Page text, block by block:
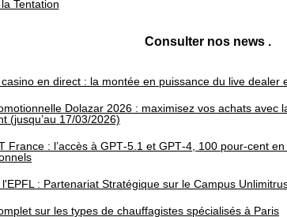
Tentation
Consulter nos news .
en direct : la montée en puissance du live dealer
Dolazar 2026 : maximisez vos achats avec
(jusqu’au 17/03/2026)
France : l’accès à GPT‑5.1 et GPT‑4, 100 pour-cent
: Partenariat Stratégique sur le Campus
sur les types de chauffagistes spécialisés à Paris